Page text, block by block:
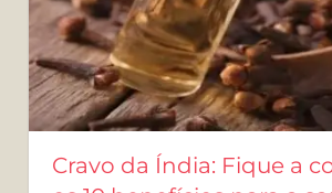
Cravo da Índia: Fique a